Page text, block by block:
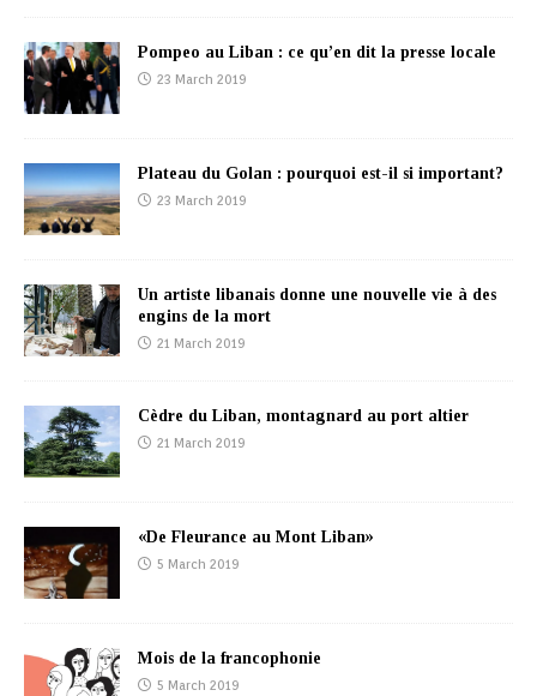
Pompeo au Liban : ce qu’en dit la presse locale
23 March 2019
Plateau du Golan : pourquoi est-il si important?
23 March 2019
Un artiste libanais donne une nouvelle vie à des
engins de la mort
21 March 2019
Cèdre du Liban, montagnard au port altier
21 March 2019
«De Fleurance au Mont Liban»
5 March 2019
Mois de la francophonie
5 March 2019